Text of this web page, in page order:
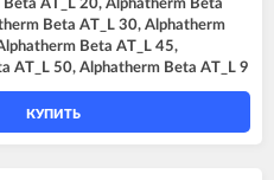
AT_L 20, Alphatherm Beta
Beta AT_L 30, Alphatherm
Beta AT_L 45,
AT_L 50, Alphatherm Beta AT_L 9
КУПИТЬ